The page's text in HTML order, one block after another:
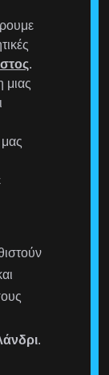
.
μιας
μας
.